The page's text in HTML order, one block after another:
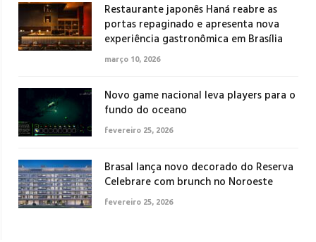
Restaurante japonês Haná reabre as
portas repaginado e apresenta nova
experiência gastronômica em Brasília
março 10, 2026
Novo game nacional leva players para o
fundo do oceano
fevereiro 25, 2026
Brasal lança novo decorado do Reserva
Celebrare com brunch no Noroeste
fevereiro 25, 2026